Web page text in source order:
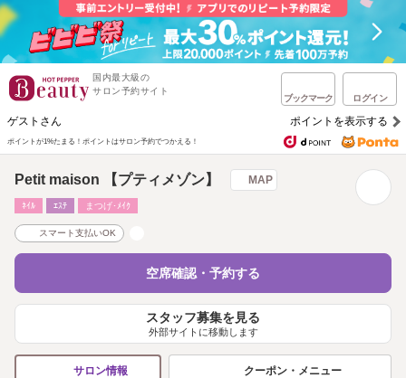
国内最大級の
サロン予約サイト
ブックマーク ログイン
ゲストさん ポイントを表示する
ポイントが1%たまる！ ポイントはサロン予約でつかえる！
Petit maison 【プティメゾン】 MAP
ﾈｲﾙ ｴｽﾃ まつげ･ﾒｲｸ
スマート支払いOK
空席確認・予約する
スタッフ募集を見る
外部サイトに移動します
サロン情報 クーポン・メニュー